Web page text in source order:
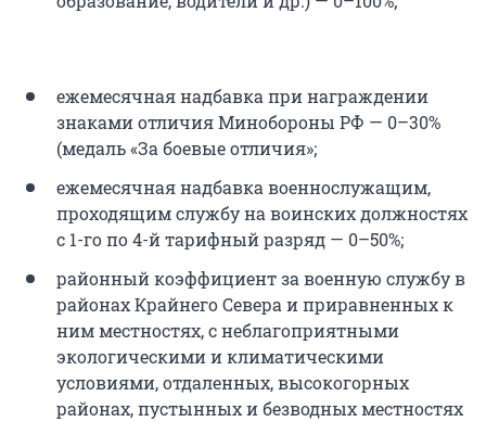
ежемесячная надбавка при награждении
знаками отличия Минобороны РФ — 0–30%
(медаль «За боевые отличия»;
ежемесячная надбавка военнослужащим,
проходящим службу на воинских должностях
с 1-го по 4-й тарифный разряд — 0–50%;
районный коэффициент за военную службу в
районах Крайнего Севера и приравненных к
ним местностях, с неблагоприятными
экологическими и климатическими
условиями, отдаленных, высокогорных
районах, пустынных и безводных местностях